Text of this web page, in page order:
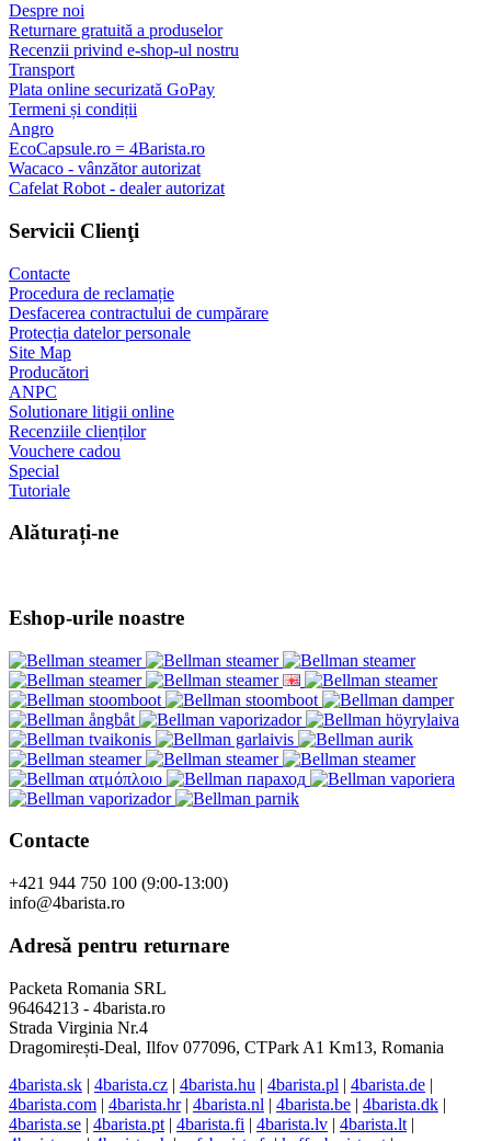
Despre noi
Returnare gratuită a produselor
Recenzii privind e-shop-ul nostru
Transport
Plata online securizată GoPay
Termeni și condiții
Angro
EcoCapsule.ro = 4Barista.ro
Wacaco - vânzător autorizat
Cafelat Robot - dealer autorizat
Servicii Clienţi
Contacte
Procedura de reclamație
Desfacerea contractului de cumpărare
Protecția datelor personale
Site Map
Producători
ANPC
Solutionare litigii online
Recenziile clienților
Vouchere cadou
Special
Tutoriale
Alăturați-ne
Eshop-urile noastre
Contacte
+421 944 750 100 (9:00-13:00)
info@4barista.ro
Adresă pentru returnare
Packeta Romania SRL
96464213 - 4barista.ro
Strada Virginia Nr.4
Dragomirești-Deal, Ilfov 077096, CTPark A1 Km13, Romania
4barista.sk | 4barista.cz | 4barista.hu | 4barista.pl | 4barista.de |
4barista.com | 4barista.hr| 4barista.nl | 4barista.be | 4barista.dk |
4barista.se | 4barista.pt | 4barista.fi | 4barista.lv | 4barista.lt |